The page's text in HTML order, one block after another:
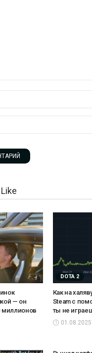
— он
миллионов
DOTA 2
Как на
Steam с
ты не
01.08.2025